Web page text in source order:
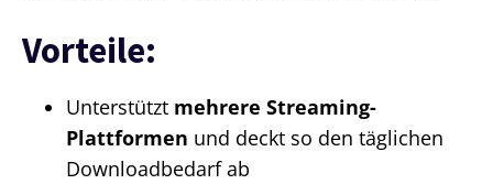
Vorteile:
Unterstützt mehrere Streaming-
Plattformen und deckt so den täglichen
Downloadbedarf ab